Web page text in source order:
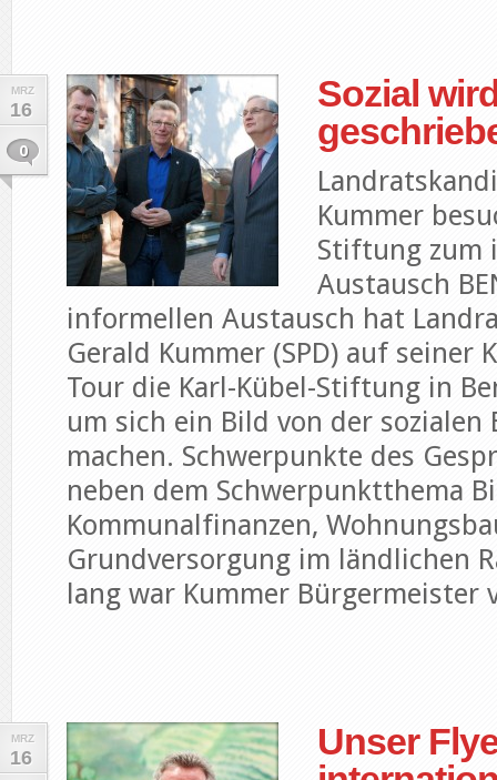
MRZ
16
0
Sozial
Kummer
Stiftung zum
Austausch
informellen Austausch hat
Gerald Kummer (SPD) auf seiner
Tour die Karl-Kübel-Stiftung in
um sich ein Bild von der sozialen
machen. Schwerpunkte des
neben dem Schwerpunktthema
Kommunalfinanzen,
Grundversorgung im ländlichen
lang war Kummer Bürgermeister
MRZ
16
Unser